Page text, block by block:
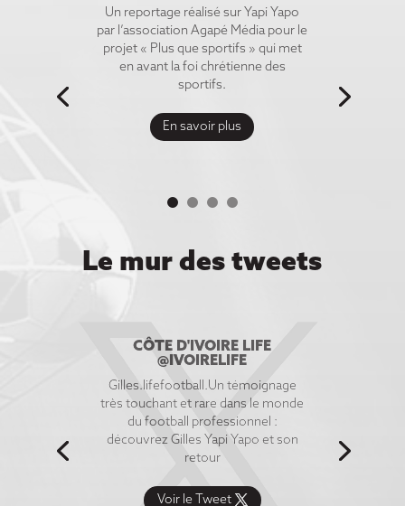
Un reportage réalisé sur Yapi Yapo
par l’association Agapé Média pour le
projet « Plus que sportifs » qui met
en avant la foi chrétienne des
sportifs.
En savoir plus
Le mur des tweets
CÔTE D'IVOIRE LIFE
@IVOIRELIFE
Gilles.lifefootball.Un témoignage
très touchant et rare dans le monde
du football professionnel :
découvrez Gilles Yapi Yapo et son
retour
Voir le Tweet